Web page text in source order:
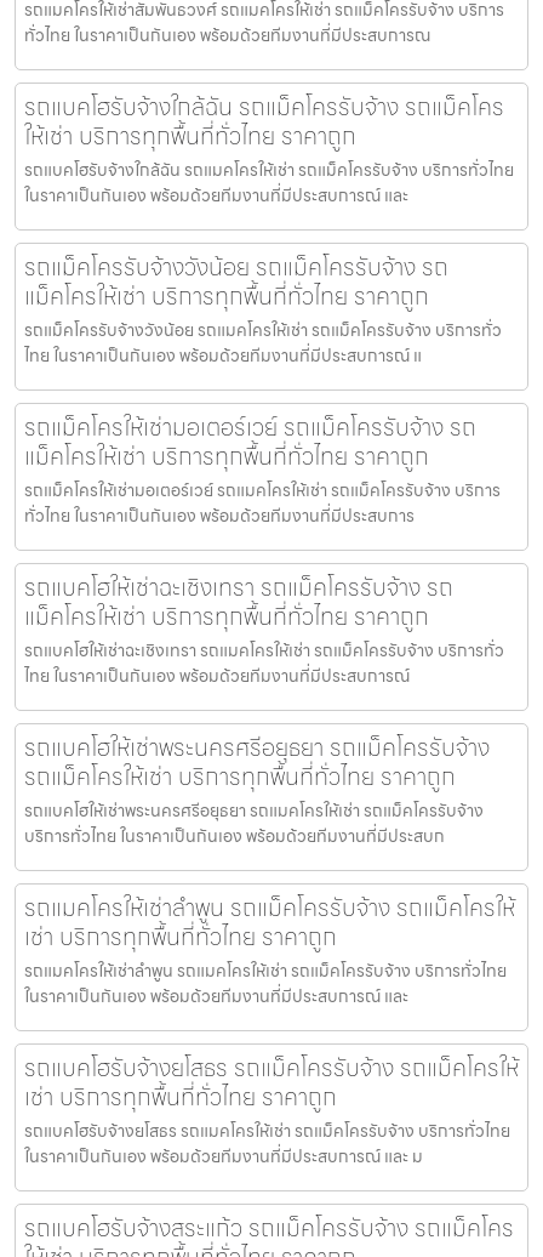
รถแมคโครให้เช่าสัมพันธวงศ์ รถแมคโครให้เช่า รถแม็คโครรับจ้าง บริการ
ทั่วไทย ในราคาเป็นกันเอง พร้อมด้วยทีมงานที่มีประสบการณ
รถแบคโฮรับจ้างใกล้ฉัน รถแม็คโครรับจ้าง รถแม็คโคร
ให้เช่า บริการทุกพื้นที่ทั่วไทย ราคาถูก
รถแบคโฮรับจ้างใกล้ฉัน รถแมคโครให้เช่า รถแม็คโครรับจ้าง บริการทั่วไทย
ในราคาเป็นกันเอง พร้อมด้วยทีมงานที่มีประสบการณ์ และ
รถแม็คโครรับจ้างวังน้อย รถแม็คโครรับจ้าง รถ
แม็คโครให้เช่า บริการทุกพื้นที่ทั่วไทย ราคาถูก
รถแม็คโครรับจ้างวังน้อย รถแมคโครให้เช่า รถแม็คโครรับจ้าง บริการทั่ว
ไทย ในราคาเป็นกันเอง พร้อมด้วยทีมงานที่มีประสบการณ์ แ
รถแม็คโครให้เช่ามอเตอร์เวย์ รถแม็คโครรับจ้าง รถ
แม็คโครให้เช่า บริการทุกพื้นที่ทั่วไทย ราคาถูก
รถแม็คโครให้เช่ามอเตอร์เวย์ รถแมคโครให้เช่า รถแม็คโครรับจ้าง บริการ
ทั่วไทย ในราคาเป็นกันเอง พร้อมด้วยทีมงานที่มีประสบการ
รถแบคโฮให้เช่าฉะเชิงเทรา รถแม็คโครรับจ้าง รถ
แม็คโครให้เช่า บริการทุกพื้นที่ทั่วไทย ราคาถูก
รถแบคโฮให้เช่าฉะเชิงเทรา รถแมคโครให้เช่า รถแม็คโครรับจ้าง บริการทั่ว
ไทย ในราคาเป็นกันเอง พร้อมด้วยทีมงานที่มีประสบการณ์
รถแบคโฮให้เช่าพระนครศรีอยุธยา รถแม็คโครรับจ้าง
รถแม็คโครให้เช่า บริการทุกพื้นที่ทั่วไทย ราคาถูก
รถแบคโฮให้เช่าพระนครศรีอยุธยา รถแมคโครให้เช่า รถแม็คโครรับจ้าง
บริการทั่วไทย ในราคาเป็นกันเอง พร้อมด้วยทีมงานที่มีประสบก
รถแมคโครให้เช่าลำพูน รถแม็คโครรับจ้าง รถแม็คโครให้
เช่า บริการทุกพื้นที่ทั่วไทย ราคาถูก
รถแมคโครให้เช่าลำพูน รถแมคโครให้เช่า รถแม็คโครรับจ้าง บริการทั่วไทย
ในราคาเป็นกันเอง พร้อมด้วยทีมงานที่มีประสบการณ์ และ
รถแบคโฮรับจ้างยโสธร รถแม็คโครรับจ้าง รถแม็คโครให้
เช่า บริการทุกพื้นที่ทั่วไทย ราคาถูก
รถแบคโฮรับจ้างยโสธร รถแมคโครให้เช่า รถแม็คโครรับจ้าง บริการทั่วไทย
ในราคาเป็นกันเอง พร้อมด้วยทีมงานที่มีประสบการณ์ และ ม
รถแบคโฮรับจ้างสระแก้ว รถแม็คโครรับจ้าง รถแม็คโคร